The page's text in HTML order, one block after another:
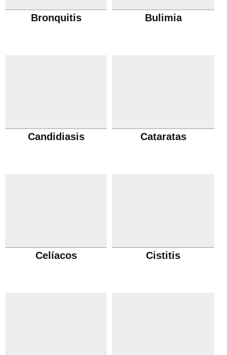
Bronquitis Bulimia
Candidiasis Cataratas
Celíacos Cistitis